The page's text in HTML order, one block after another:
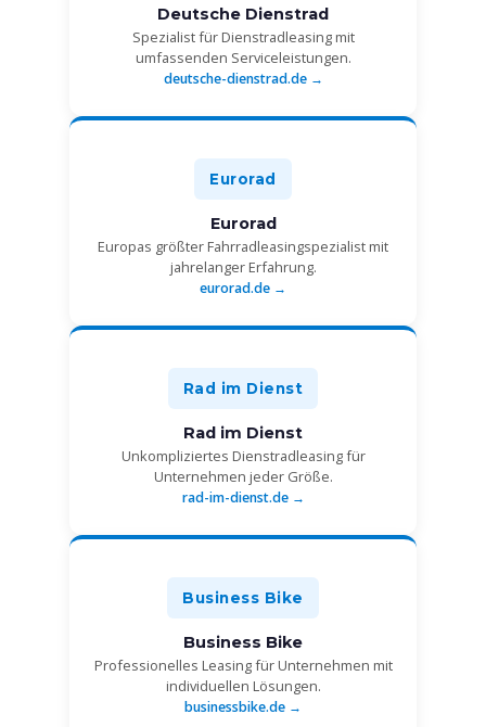
Deutsche Dienstrad
Spezialist für Dienstradleasing mit
umfassenden Serviceleistungen.
deutsche-dienstrad.de →
Eurorad
Eurorad
Europas größter Fahrradleasingspezialist mit
jahrelanger Erfahrung.
eurorad.de →
Rad im Dienst
Rad im Dienst
Unkompliziertes Dienstradleasing für
Unternehmen jeder Größe.
rad-im-dienst.de →
Business Bike
Business Bike
Professionelles Leasing für Unternehmen mit
individuellen Lösungen.
businessbike.de →